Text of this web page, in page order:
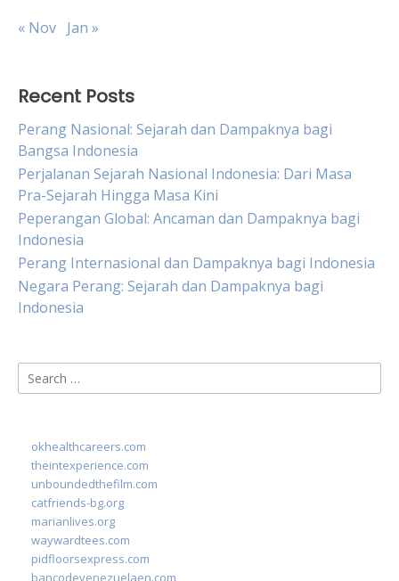
« Nov Jan »
Recent Posts
Perang Nasional: Sejarah dan Dampaknya bagi
Bangsa Indonesia
Perjalanan Sejarah Nasional Indonesia: Dari Masa
Pra-Sejarah Hingga Masa Kini
Peperangan Global: Ancaman dan Dampaknya bagi
Indonesia
Perang Internasional dan Dampaknya bagi Indonesia
Negara Perang: Sejarah dan Dampaknya bagi
Indonesia
Search
for:
okhealthcareers.com
theintexperience.com
unboundedthefilm.com
catfriends-bg.org
marianlives.org
waywardtees.com
pidfloorsexpress.com
bancodevenezuelaen.com